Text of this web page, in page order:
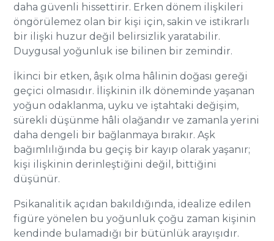
daha güvenli hissettirir. Erken dönem ilişkileri
öngörülemez olan bir kişi için, sakin ve istikrarlı
bir ilişki huzur değil belirsizlik yaratabilir.
Duygusal yoğunluk ise bilinen bir zemindir.
İkinci bir etken, âşık olma hâlinin doğası gereği
geçici olmasıdır. İlişkinin ilk döneminde yaşanan
yoğun odaklanma, uyku ve iştahtaki değişim,
sürekli düşünme hâli olağandır ve zamanla yerini
daha dengeli bir bağlanmaya bırakır. Aşk
bağımlılığında bu geçiş bir kayıp olarak yaşanır;
kişi ilişkinin derinleştiğini değil, bittiğini
düşünür.
Psikanalitik açıdan bakıldığında, idealize edilen
figüre yönelen bu yoğunluk çoğu zaman kişinin
kendinde bulamadığı bir bütünlük arayışıdır.